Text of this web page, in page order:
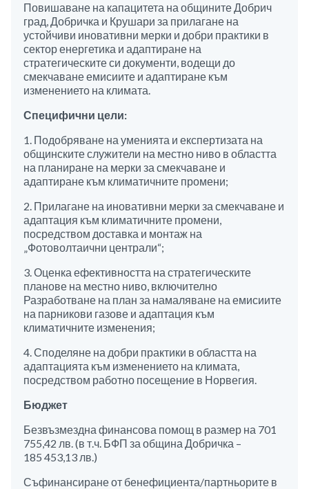
Повишаване на капацитета на общините Добрич
град, Добричка и Крушари за прилагане на
устойчиви иновативни мерки и добри практики в
сектор енергетика и адаптиране на
стратегическите си документи, водещи до
смекчаване емисиите и адаптиране към
изменението на климата.
Специфични цели:
1. Подобряване на уменията и експертизата на
общинските служители на местно ниво в областта
на планиране на мерки за смекчаване и
адаптиране към климатичните промени;
2. Прилагане на иновативни мерки за смекчаване и
адаптация към климатичните промени,
посредством доставка и монтаж на
„Фотоволтаични централи“;
3. Оценка ефективността на стратегическите
планове на местно ниво, включително
Разработване на план за намаляване на емисиите
на парникови газове и адаптация към
климатичните изменения;
4. Споделяне на добри практики в областта на
адаптацията към изменението на климата,
посредством работно посещение в Норвегия.
Бюджет
Безвъзмездна финансова помощ в размер на 701
755,42 лв. (в т.ч. БФП за община Добричка –
185 453,13 лв.)
Съфинансиране от бенефициента/партньорите в